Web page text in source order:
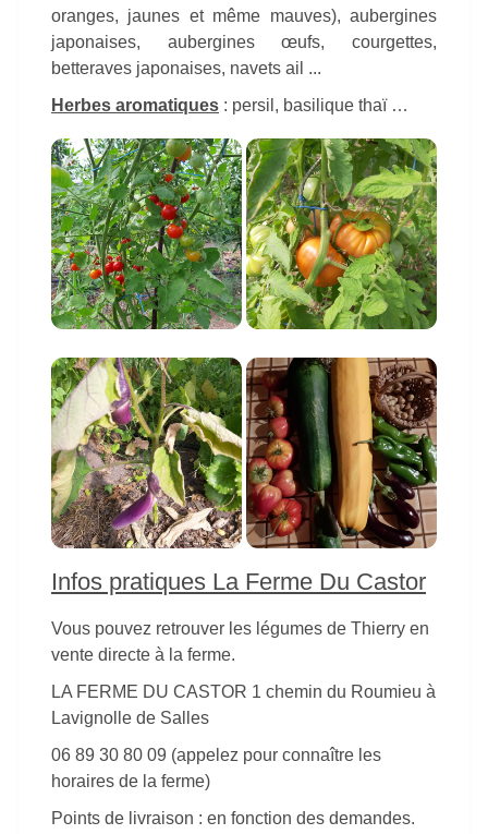
oranges, jaunes et même mauves), aubergines
japonaises, aubergines œufs, courgettes,
betteraves japonaises, navets ail ...
Herbes aromatiques : persil, basilique thaï …
Infos pratiques La Ferme Du Castor
Vous pouvez retrouver les légumes de Thierry en
vente directe à la ferme.
LA FERME DU CASTOR 1 chemin du Roumieu à
Lavignolle de Salles
06 89 30 80 09 (appelez pour connaître les
horaires de la ferme)
Points de livraison : en fonction des demandes.